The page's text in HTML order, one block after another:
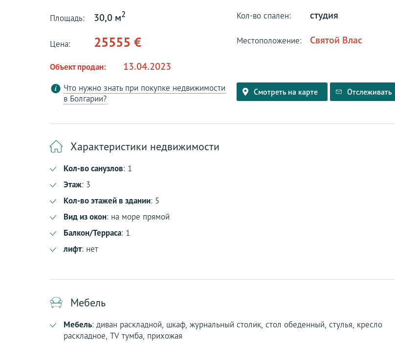
Площадь: 30,0 м2 Кол-во спален: студия
Цена: 25555 € Местоположение: Святой Влас
Объект продан: 13.04.2023
Что нужно знать при покупке недвижимости
в Болгарии?
Смотреть на карте Отслеживать
Характеристики недвижимости
Кол-во санузлов: 1
Этаж: 3
Кол-во этажей в здании: 5
Вид из окон: на море прямой
Балкон/Терраса: 1
лифт: нет
Мебель
Мебель: диван раскладной, шкаф, журнальный столик, стол обеденный, стулья, кресло
раскладное, TV тумба, прихожая